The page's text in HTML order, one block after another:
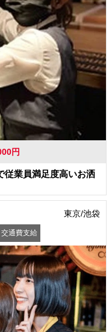
円
従業員満足度高いお洒
東京/池袋
交通費支給